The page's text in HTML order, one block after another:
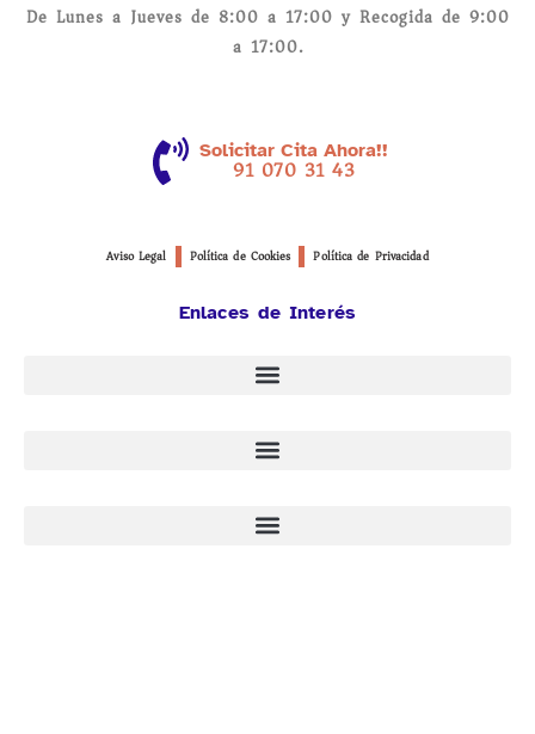
De Lunes a Jueves de 8:00 a 17:00 y Recogida de 9:00
a 17:00.
Solicitar Cita Ahora!!
91 070 31 43
Aviso Legal Política de Cookies Política de Privacidad
Enlaces de Interés